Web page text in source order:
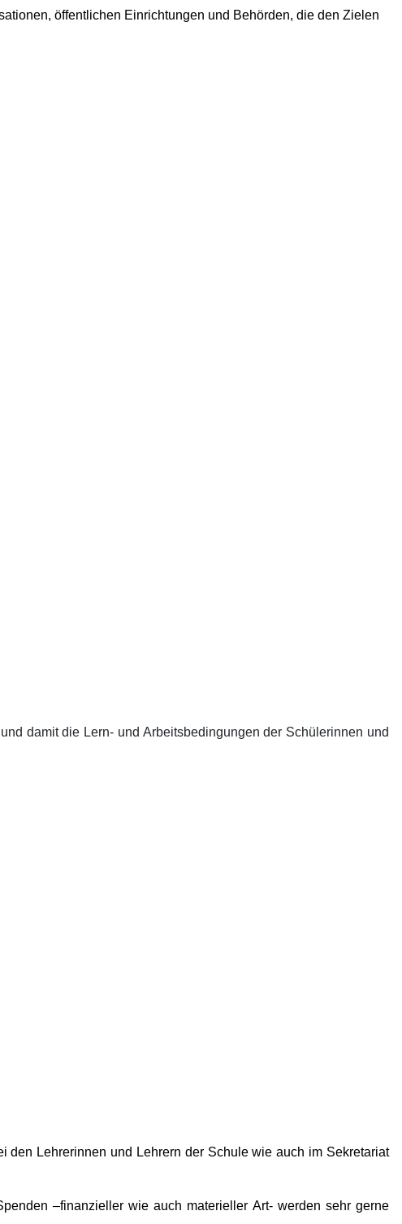
öffentlichen Einrichtungen und Behörden, die den Zielen
damit die Lern- und Arbeitsbedingungen der Schülerinnen und
den Lehrerinnen und Lehrern der Schule wie auch im Sekretariat
–finanzieller wie auch materieller Art- werden sehr gerne